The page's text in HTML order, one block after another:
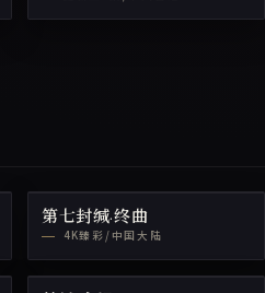
第七封缄·终曲
4K臻彩/中国大陆